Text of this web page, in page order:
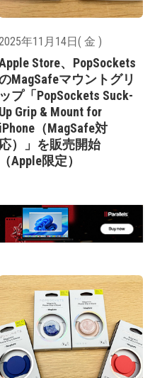
年11月14日( 金 )
Store、PopSockets
MagSafeマウントグリ
ップ「PopSockets Suck-
Up Grip & Mount for
iPhone（MagSafe対
応）」を販売開始
（Apple限定）